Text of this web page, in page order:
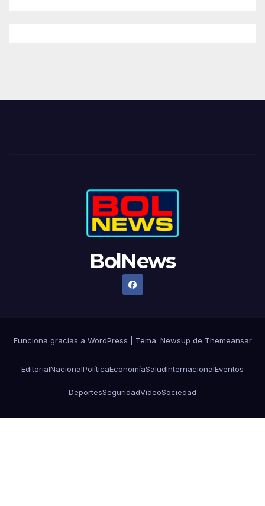
BolNews
Funciona gracias a WordPress Tema: Newsup de Themeansar
EditorialNacionalPolíticaEconomíaSaludInternacionalEventos
DeportesSeguridadVideoSociedad